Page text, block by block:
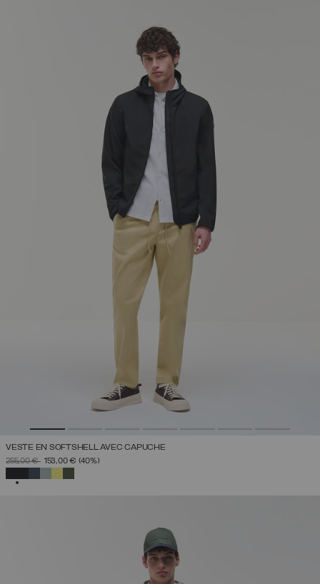
VESTE EN SOFTSHELL AVEC CAPUCHE
PRIX RÉDUIT DE
255,00 €À153,00 € (40%)